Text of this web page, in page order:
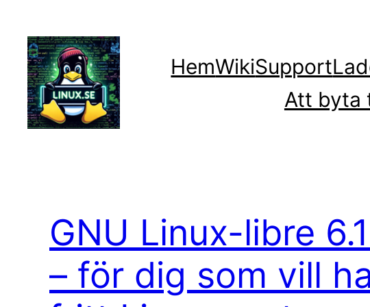
innehåll
HemWikiSupport
Att byta
GNU Linux-libre
– för dig som vill